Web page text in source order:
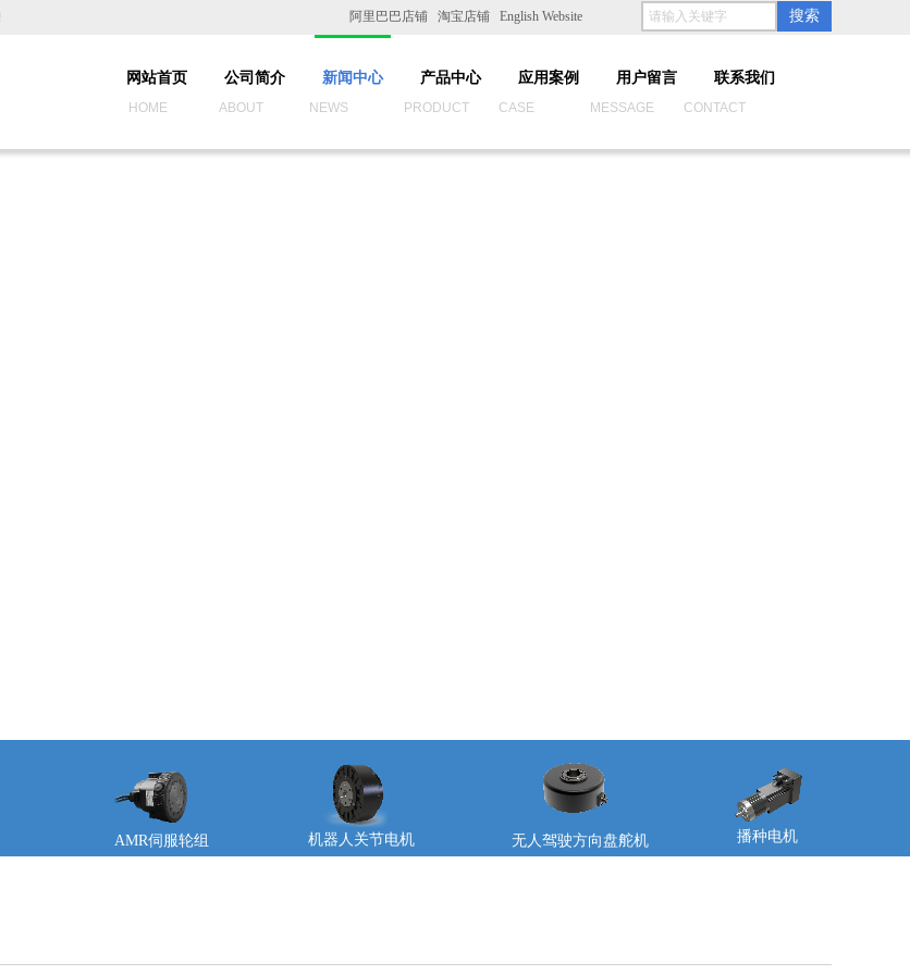
HOME ABOUT NEWS PRODUCT CASE MESSAGE CONTACT
阿里巴巴店铺 淘宝店铺 English Website 搜索
网站首页 公司简介 新闻中心 产品中心 应用案例 用户留言 联系我们
播种电机
无人驾驶方向盘舵机
机器人关节电机
AMR伺服轮组